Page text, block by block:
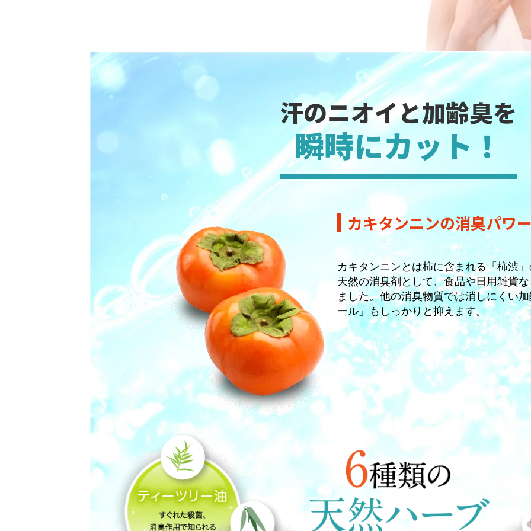
汗のニオイと加齢臭を
瞬時にカット！
カキタンニンの消臭パワ
カキタンニンとは柿に含まれる「柿渋
天然の消臭剤として、食品や日用雑貨
ました。他の消臭物質では消しにくい
ール」もしっかりと抑えます。